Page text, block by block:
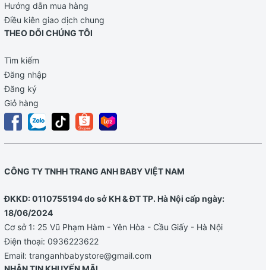
Hướng dẫn mua hàng
Điều kiên giao dịch chung
THEO DÕI CHÚNG TÔI
Tìm kiếm
Đăng nhập
Đăng ký
Giỏ hàng
CÔNG TY TNHH TRANG ANH BABY VIỆT NAM
ĐKKD: 0110755194 do sở KH & ĐT TP. Hà Nội cấp ngày:
18/06/2024
Cơ sở 1: 25 Vũ Phạm Hàm - Yên Hòa - Cầu Giấy - Hà Nội
Điện thoại: 0936223622
Email: tranganhbabystore@gmail.com